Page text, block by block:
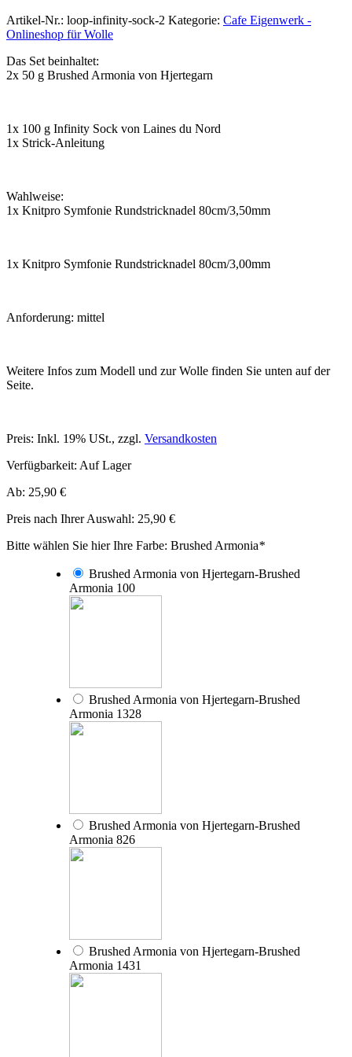
Artikel-Nr.: loop-infinity-sock-2 Kategorie: Cafe Eigenwerk -
Onlineshop für Wolle
Das Set beinhaltet:
2x 50 g Brushed Armonia von Hjertegarn
1x 100 g Infinity Sock von Laines du Nord
1x Strick-Anleitung
Wahlweise:
1x Knitpro Symfonie Rundstricknadel 80cm/3,50mm
1x Knitpro Symfonie Rundstricknadel 80cm/3,00mm
Anforderung: mittel
Weitere Infos zum Modell und zur Wolle finden Sie unten auf der
Seite.
Preis: Inkl. 19% USt., zzgl. Versandkosten
Verfügbarkeit: Auf Lager
Ab: 25,90 €
Preis nach Ihrer Auswahl: 25,90 €
Bitte wählen Sie hier Ihre Farbe: Brushed Armonia*
Brushed Armonia von Hjertegarn-Brushed
Armonia 100
Brushed Armonia von Hjertegarn-Brushed
Armonia 1328
Brushed Armonia von Hjertegarn-Brushed
Armonia 826
Brushed Armonia von Hjertegarn-Brushed
Armonia 1431